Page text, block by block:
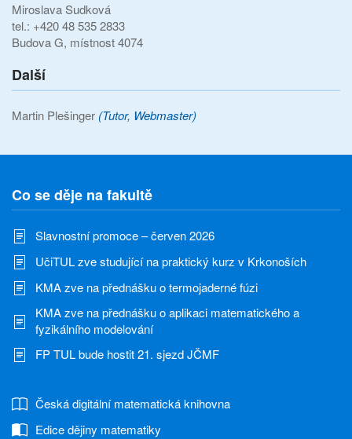
Miroslava Sudková
tel.: +420 48 535 2833
Budova G, místnost 4074
Další
Martin Plešinger (Tutor, Webmaster)
Co se děje na fakultě
Slavnostní promoce – červen 2026
UčiTUL zve studující na praktický kurz v Krkonoších
KMA zve na přednášku o termojaderné fúzi
KMA zve na přednášku o aplikaci matematického a
fyzikálního modelování
FP TUL bude hostit 21. sjezd JČMF
Česká digitální matematická knihovna
Edice dějiny matematiky